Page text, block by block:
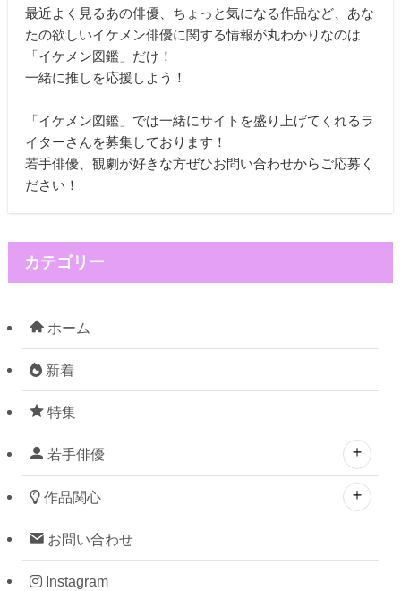
最近よく見るあの俳優、ちょっと気になる作品など、あな
たの欲しいイケメン俳優に関する情報が丸わかりなのは
「イケメン図鑑」だけ！
一緒に推しを応援しよう！
「イケメン図鑑」では一緒にサイトを盛り上げてくれるラ
イターさんを募集しております！
若手俳優、観劇が好きな方ぜひお問い合わせからご応募く
ださい！
カテゴリー
ホーム
新着
特集
若手俳優
作品関心
お問い合わせ
Instagram